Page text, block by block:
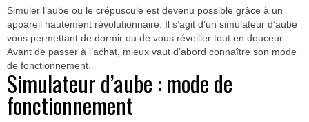
Simuler l’aube ou le crépuscule est devenu possible grâce à un
appareil hautement révolutionnaire. Il s’agit d’un simulateur d’aube
vous permettant de dormir ou de vous réveiller tout en douceur.
Avant de passer à l’achat, mieux vaut d’abord connaître son mode
de fonctionnement.
Simulateur d’aube : mode de
fonctionnement